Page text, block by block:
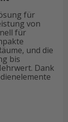
für
von
für
und die
bis
Dank